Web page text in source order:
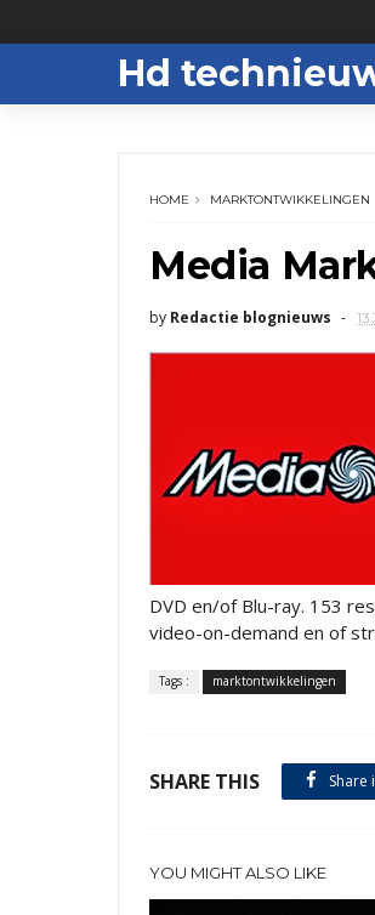
Hd
HOME MARKTONTWIKKELINGEN
Media
by Redactie blognieuws 13
DVD en/of Blu-ray. 153
video-on-demand en of
Tags : marktontwikkelingen
SHARE THIS Share
YOU MIGHT ALSO LIKE